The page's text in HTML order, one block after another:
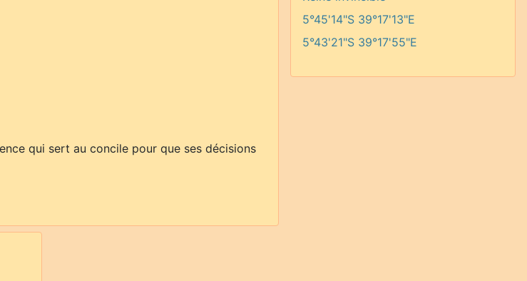
qui sert au concile pour que ses décisions
5°45'14"S 39°17'13"E
5°43'21"S 39°17'55"E